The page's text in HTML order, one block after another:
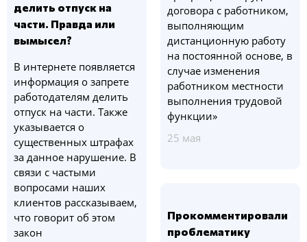
договора с работником,
выполняющим
дистанционную работу
на постоянной основе, в
случае изменения
работником местности
выполнения трудовой
функции»
25 мая
делить отпуск на
части. Правда или
вымысел?
В интернете появляется
информация о запрете
работодателям делить
отпуск на части. Также
указывается о
существенных штрафах
за данное нарушение. В
связи с частыми
вопросами наших
клиентов рассказываем,
что говорит об этом
закон
Прокомментировали
проблематику